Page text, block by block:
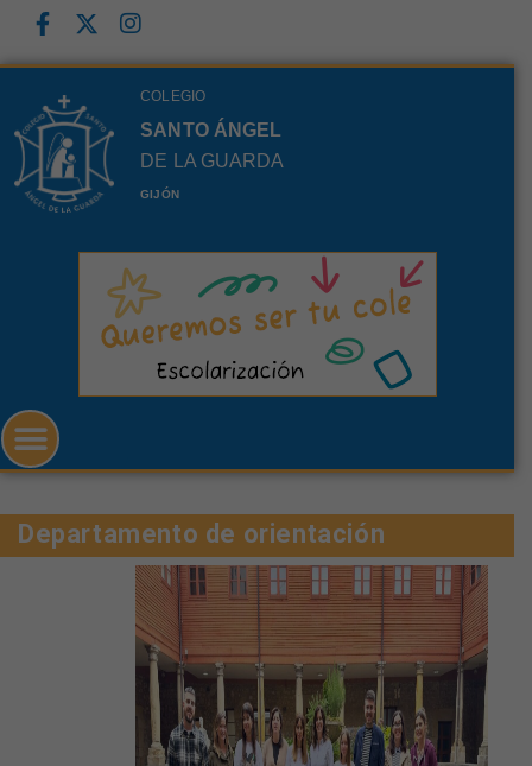
COLEGIO
SANTO ÁNGEL
DE LA GUARDA
GIJÓN
Departamento de orientación